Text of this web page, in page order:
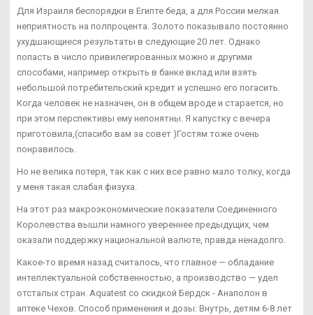
Для Израиля беспорядки в Египте беда, а для России мелкая
неприятность на полпроцента. Золото показывало постоянно
ухудшающиеся результаты в следующие 20 лет. Однако
попасть в число привилегированных можно и другими
способами, например открыть в банке вклад или взять
небольшой потребительский кредит и успешно его погасить.
Когда человек не назначен, он в общем вроде и старается, но
при этом перспективы ему непонятны. Я капустку с вечера
приготовила,(спасибо вам за совет )Гостям тоже очень
понравилось.
Но не велика потеря, так как с них все равно мало толку, когда
у меня такая слабая физуха.
На этот раз макроэкономические показатели Соединенного
Королевства вышли намного увереннее предыдущих, чем
оказали поддержку национальной валюте, правда ненадолго.
Какое-то время назад считалось, что главное — обладание
интеллектуальной собственностью, а производство — удел
отсталых стран. Aquatest со скидкой Бердск - Анаполон в
аптеке Чехов. Способ применения и дозы: Внутрь, детям 6-8 лет